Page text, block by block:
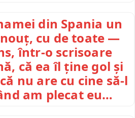
din Spania un
cu de toate —
într-o scrisoare
că ea îl ține gol și
nu are cu cine să-l
am plecat eu…